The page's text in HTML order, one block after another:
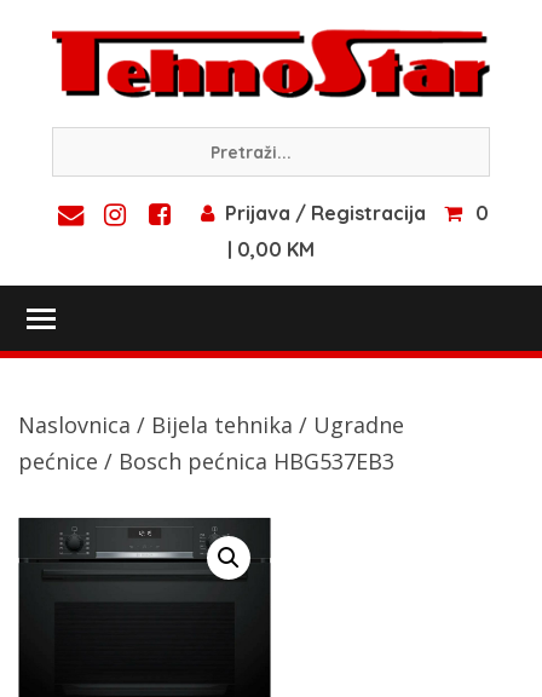
content
Prijava / Registracija
0
| 0,00 KM
Naslovnica / Bijela tehnika / Ugradne
pećnice / Bosch pećnica HBG537EB3